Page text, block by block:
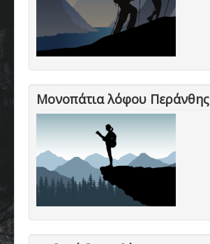
Μονοπάτια λόφου Περάνθης